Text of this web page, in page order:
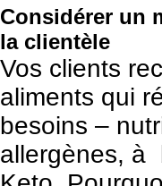
Considérer un
la clientèle
Vos clients
aliments qui
besoins –
allergènes, à